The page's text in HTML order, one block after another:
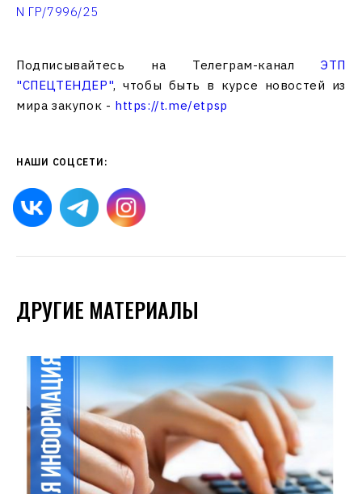
N ГР/7996/25
Подписывайтесь на Телеграм-каналЭТП
"СПЕЦТЕНДЕР", чтобы быть в курсе новостей из
мира закупок - https://t.me/etpsp
НАШИ СОЦСЕТИ:
ДРУГИЕ МАТЕРИАЛЫ